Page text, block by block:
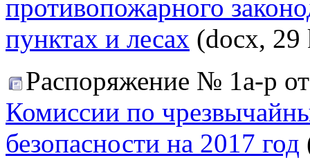
противопожарного
пунктах и лесах (docx, 29
Распоряжение № 1а-р
Комиссии по
безопасности на 2017 год